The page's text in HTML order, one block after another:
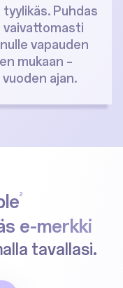
Puhdas
vaivattomasti
vapauden
mukaan –
ajan.
2
e-merkki
tavallasi.